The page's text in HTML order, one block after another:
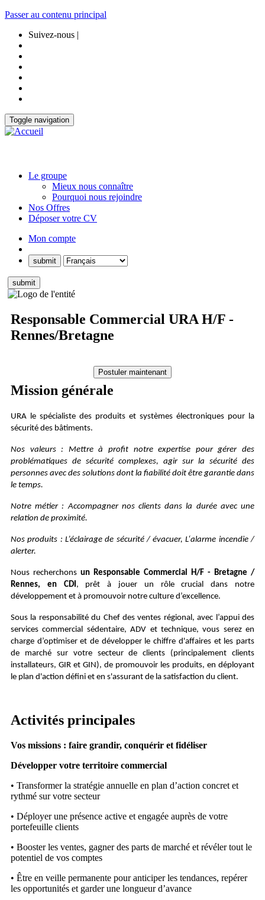
Passer au contenu principal
Suivez-nous |
Toggle navigation
Le groupe
Mieux nous connaître
Pourquoi nous rejoindre
Nos Offres
Déposer votre CV
Mon compte
Responsable Commercial URA H/F -
Rennes/Bretagne
Mission générale
URA le spécialiste des produits et systèmes électroniques pour la
sécurité des bâtiments.
Nos valeurs : Mettre à profit notre expertise pour gérer des
problématiques de sécurité complexes, agir sur la sécurité des
personnes avec des solutions dont la fiabilité doit être garantie dans
le temps.
Notre métier : Accompagner nos clients dans la durée avec une
relation de proximité.
Nos produits : L’éclairage de sécurité / évacuer, L‘alarme incendie /
alerter.
Nous recherchons un Responsable Commercial H/F - Bretagne /
Rennes, en CDI , prêt à jouer un rôle crucial dans notre
développement et à promouvoir notre culture d’excellence.
Sous la responsabilité du Chef des ventes régional, avec l’appui des
services commercial sédentaire, ADV et technique, vous serez en
charge d’optimiser et de développer le chiffre d'affaires et les parts
de marché sur votre secteur de clients (principalement clients
installateurs, GIR et GIN), de promouvoir les produits, en déployant
le plan d'action défini et en s'assurant de la satisfaction du client.
Activités principales
Vos missions : faire grandir, conquérir et fidéliser
Développer votre territoire commercial
• Transformer la stratégie annuelle en plan d’action concret et
rythmé sur votre secteur
• Déployer une présence active et engagée auprès de votre
portefeuille clients
• Booster les ventes, gagner des parts de marché et révéler tout le
potentiel de vos comptes
• Être en veille permanente pour anticiper les tendances, repérer
les opportunités et garder une longueur d’avance